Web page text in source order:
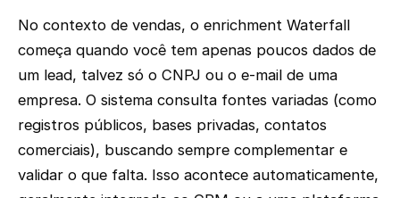
No contexto de vendas, o enrichment Waterfall
começa quando você tem apenas poucos dados de
um lead, talvez só o CNPJ ou o e-mail de uma
empresa. O sistema consulta fontes variadas (como
registros públicos, bases privadas, contatos
comerciais), buscando sempre complementar e
validar o que falta. Isso acontece automaticamente,